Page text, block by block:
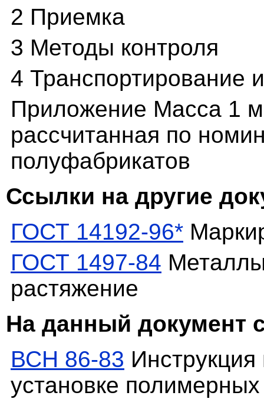
2 Приемка
3 Методы контроля
4 Транспортирование
Приложение Масса 1
рассчитанная по
полуфабрикатов
Ссылки на другие
ГОСТ 14192-96*
ГОСТ 1497-84
растяжение
На данный документ
ВСН 86-83
установке